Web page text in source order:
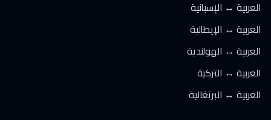
العربية ↔ الإسبانية
العربية ↔ الإيطالية
العربية ↔ الهولندية
العربية ↔ التركية
العربية ↔ البرتغالية